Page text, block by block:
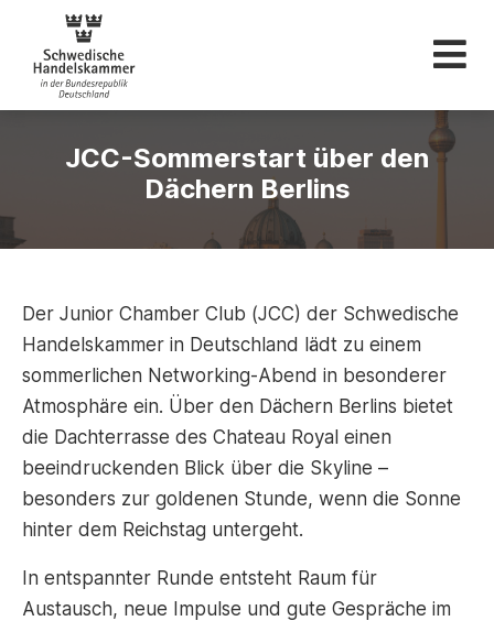
Schwedische
JCC-Sommerstart über den
Dächern Berlins
Der Junior Chamber Club (JCC) der Schwedische
Handelskammer in Deutschland lädt zu einem
sommerlichen Networking-Abend in besonderer
Atmosphäre ein. Über den Dächern Berlins bietet
die Dachterrasse des Chateau Royal einen
beeindruckenden Blick über die Skyline –
besonders zur goldenen Stunde, wenn die Sonne
hinter dem Reichstag untergeht.
In entspannter Runde entsteht Raum für
Austausch, neue Impulse und gute Gespräche im